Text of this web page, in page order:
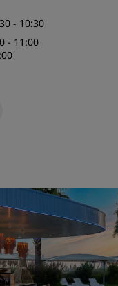
- 10:30
- 11:00